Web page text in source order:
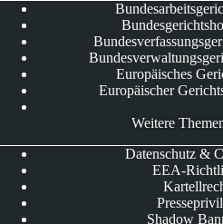
Europäisches
Europäischer
Weitere
Datenschutz &
EEA-
Shadow